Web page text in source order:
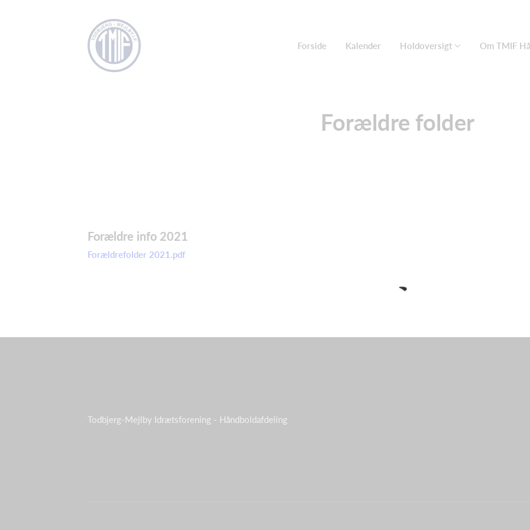
Forside Kalender Holdoversigt Om TMIF
Forældre folder
Forældre info 2021
Forældrefolder 2021.pdf
Todbjerg-Mejlby Idrætsforening - Håndboldafdeling